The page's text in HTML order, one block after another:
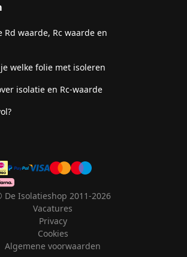
waarde, Rc waarde en
welke folie met isoleren
isolatie en Rc-waarde
De Isolatieshop 2011-2026
Vacatures
Privacy
Cookies
Algemene voorwaarden